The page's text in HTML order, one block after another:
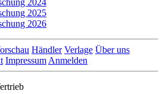
2024
2025
2026
Händler Verlage Über uns
Impressum Anmelden